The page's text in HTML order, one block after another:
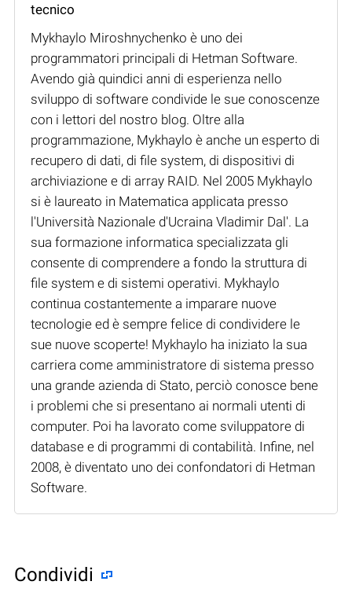
tecnico
Mykhaylo Miroshnychenko è uno dei
programmatori principali di Hetman Software.
Avendo già quindici anni di esperienza nello
sviluppo di software condivide le sue conoscenze
con i lettori del nostro blog. Oltre alla
programmazione, Mykhaylo è anche un esperto di
recupero di dati, di file system, di dispositivi di
archiviazione e di array RAID. Nel 2005 Mykhaylo
si è laureato in Matematica applicata presso
l'Università Nazionale d'Ucraina Vladimir Dal'. La
sua formazione informatica specializzata gli
consente di comprendere a fondo la struttura di
file system e di sistemi operativi. Mykhaylo
continua costantemente a imparare nuove
tecnologie ed è sempre felice di condividere le
sue nuove scoperte! Mykhaylo ha iniziato la sua
carriera come amministratore di sistema presso
una grande azienda di Stato, perciò conosce bene
i problemi che si presentano ai normali utenti di
computer. Poi ha lavorato come sviluppatore di
database e di programmi di contabilità. Infine, nel
2008, è diventato uno dei confondatori di Hetman
Software.
Condividi